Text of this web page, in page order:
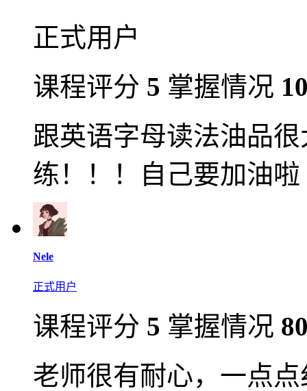
正式用户
课程评分 5 掌握情况
跟英语字母读法油品
练！！！自己要加油啦
Nele
正式用户
课程评分 5 掌握情况
老师很有耐心，一点